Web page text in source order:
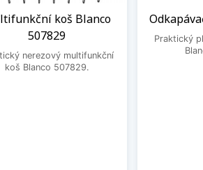
koš Blanco
507829
nerezový multifunkční
koš Blanco 507829.
Praktický